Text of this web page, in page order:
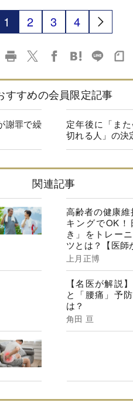
1 2 3 4
すすめの会員限定記事
謝罪で繰
定年後に「ま
切れる人」の決
関連記事
高齢者の健康
キングでOK
き」をトレー
ツとは？【医師
上月正博
【名医が解説
と「腰痛」予
は？
角田 亘